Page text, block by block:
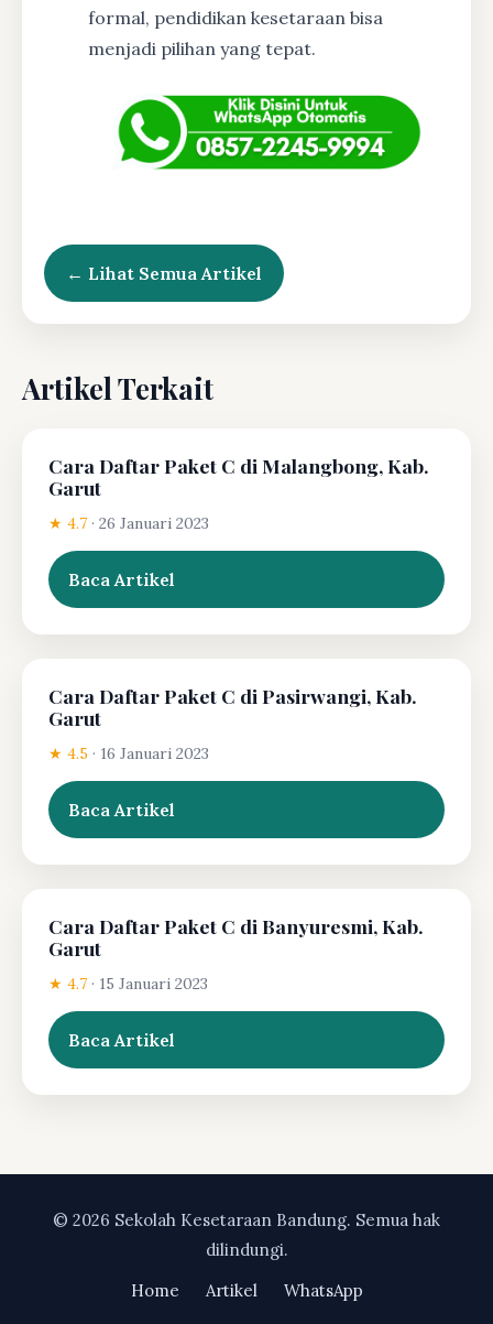
formal, pendidikan kesetaraan bisa
menjadi pilihan yang tepat.
← Lihat Semua Artikel
Artikel Terkait
Cara Daftar Paket C di Malangbong, Kab.
Garut
★ 4.7 · 26 Januari 2023
Baca Artikel
Cara Daftar Paket C di Pasirwangi, Kab.
Garut
★ 4.5 · 16 Januari 2023
Baca Artikel
Cara Daftar Paket C di Banyuresmi, Kab.
Garut
★ 4.7 · 15 Januari 2023
Baca Artikel
© 2026 Sekolah Kesetaraan Bandung. Semua hak
dilindungi.
Home
Artikel WhatsApp